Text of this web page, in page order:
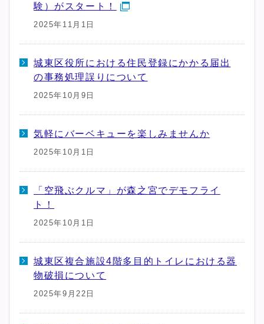
験）がスタート！
2025年11月1日
城東区役所における住民登録にかかる届出
の事務処理誤りについて
2025年10月9日
気軽にバーベキューを楽しみませんか
2025年10月1日
「空飛ぶクルマ」が森之宮でデモフライ
ト！
2025年10月1日
城東区複合施設4階多目的トイレにおける器
物破損について
2025年9月22日